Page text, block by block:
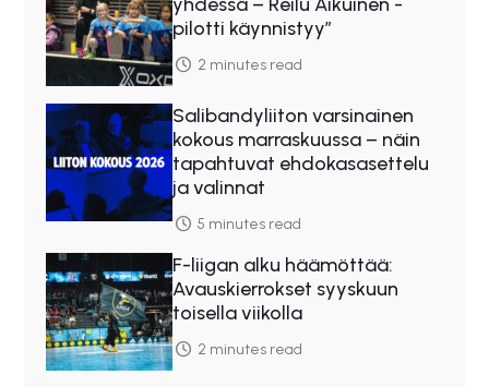
pilotti käynnistyy”
2 minutes read
Salibandyliiton varsinainen
kokous marraskuussa – näin
tapahtuvat ehdokasasettelu
ja valinnat
5 minutes read
F-liigan alku häämöttää:
Avauskierrokset syyskuun
toisella viikolla
2 minutes read